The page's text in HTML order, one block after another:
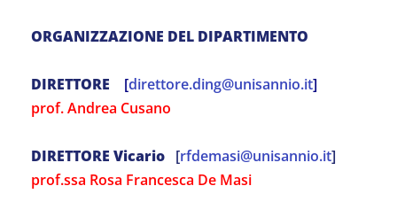
ORGANIZZAZIONE DEL DIPARTIMENTO
DIRETTORE [direttore.ding@unisannio.it]
prof. Andrea Cusano
DIRETTORE Vicario [rfdemasi@unisannio.it]
prof.ssa Rosa Francesca De Masi